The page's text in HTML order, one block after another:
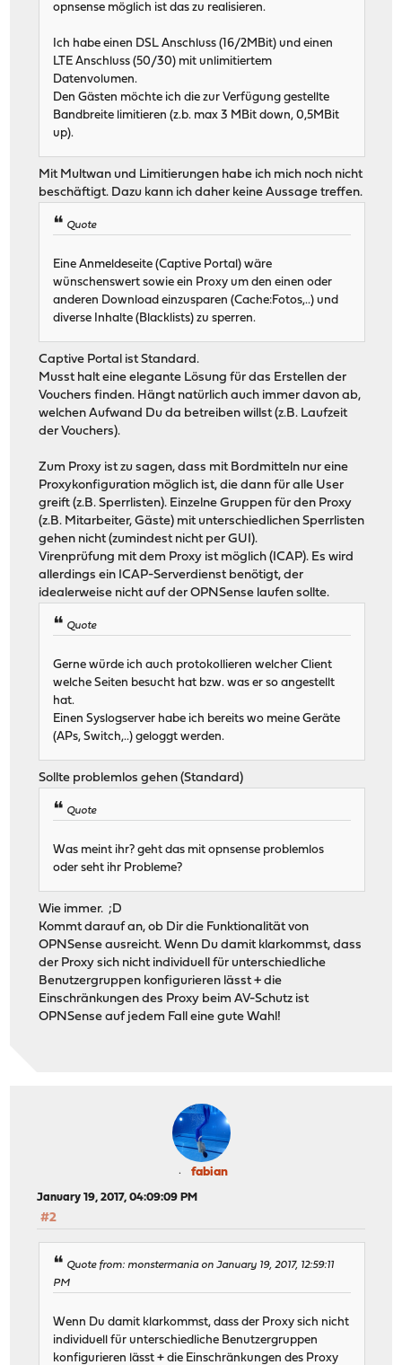
opnsense möglich ist das zu realisieren.
Ich habe einen DSL Anschluss (16/2MBit) und einen
LTE Anschluss (50/30) mit unlimitiertem
Datenvolumen.
Den Gästen möchte ich die zur Verfügung gestellte
Bandbreite limitieren (z.b. max 3 MBit down, 0,5MBit
up).
Mit Multwan und Limitierungen habe ich mich noch nicht
beschäftigt. Dazu kann ich daher keine Aussage treffen.
Quote
Eine Anmeldeseite (Captive Portal) wäre
wünschenswert sowie ein Proxy um den einen oder
anderen Download einzusparen (Cache:Fotos,..) und
diverse Inhalte (Blacklists) zu sperren.
Captive Portal ist Standard.
Musst halt eine elegante Lösung für das Erstellen der
Vouchers finden. Hängt natürlich auch immer davon ab,
welchen Aufwand Du da betreiben willst (z.B. Laufzeit
der Vouchers).
Zum Proxy ist zu sagen, dass mit Bordmitteln nur eine
Proxykonfiguration möglich ist, die dann für alle User
greift (z.B. Sperrlisten). Einzelne Gruppen für den Proxy
(z.B. Mitarbeiter, Gäste) mit unterschiedlichen Sperrlisten
gehen nicht (zumindest nicht per GUI).
Virenprüfung mit dem Proxy ist möglich (ICAP). Es wird
allerdings ein ICAP-Serverdienst benötigt, der
idealerweise nicht auf der OPNSense laufen sollte.
Quote
Gerne würde ich auch protokollieren welcher Client
welche Seiten besucht hat bzw. was er so angestellt
hat.
Einen Syslogserver habe ich bereits wo meine Geräte
(APs, Switch,..) geloggt werden.
Sollte problemlos gehen (Standard)
Quote
Was meint ihr? geht das mit opnsense problemlos
oder seht ihr Probleme?
Wie immer. ;D
Kommt darauf an, ob Dir die Funktionalität von
OPNSense ausreicht. Wenn Du damit klarkommst, dass
der Proxy sich nicht individuell für unterschiedliche
Benutzergruppen konfigurieren lässt + die
Einschränkungen des Proxy beim AV-Schutz ist
OPNSense auf jedem Fall eine gute Wahl!
fabian
January 19, 2017, 04:09:09 PM
#2
Quote from: monstermania on January 19, 2017, 12:59:11
PM
Wenn Du damit klarkommst, dass der Proxy sich nicht
individuell für unterschiedliche Benutzergruppen
konfigurieren lässt + die Einschränkungen des Proxy